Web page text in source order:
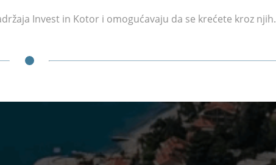
Invest in Kotor i omogućavaju da se krećete kroz njih.